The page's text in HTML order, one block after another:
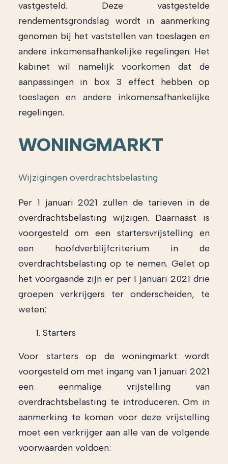
vastgesteld. Deze vastgestelde
rendementsgrondslag wordt in aanmerking
genomen bij het vaststellen van toeslagen en
andere inkomensafhankelijke regelingen. Het
kabinet wil namelijk voorkomen dat de
aanpassingen in box 3 effect hebben op
toeslagen en andere inkomensafhankelijke
regelingen.
WONINGMARKT
Wijzigingen overdrachtsbelasting
Per 1 januari 2021 zullen de tarieven in de
overdrachtsbelasting wijzigen. Daarnaast is
voorgesteld om een startersvrijstelling en
een hoofdverblijfcriterium in de
overdrachtsbelasting op te nemen. Gelet op
het voorgaande zijn er per 1 januari 2021 drie
groepen verkrijgers ter onderscheiden, te
weten:
Starters
Voor starters op de woningmarkt wordt
voorgesteld om met ingang van 1 januari 2021
een eenmalige vrijstelling van
overdrachtsbelasting te introduceren. Om in
aanmerking te komen voor deze vrijstelling
moet een verkrijger aan alle van de volgende
voorwaarden voldoen: